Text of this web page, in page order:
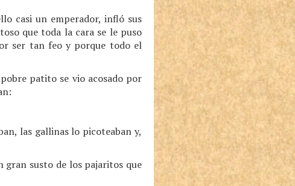
casi un emperador, infló sus
que toda la cara se le puso
ser tan feo y porque todo el
patito se vio acosado por
las gallinas lo picoteaban y,
gran susto de los pajaritos que